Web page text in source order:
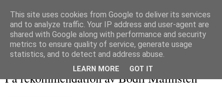
På rekommendation av Bodil Malmsten
This site uses cookies from Google to deliver its services
and to analyze traffic. Your IP address and user-agent are
shared with Google along with performance and security
metrics to ensure quality of service, generate usage
statistics, and to detect and address abuse.
LEARN MORE GOT IT